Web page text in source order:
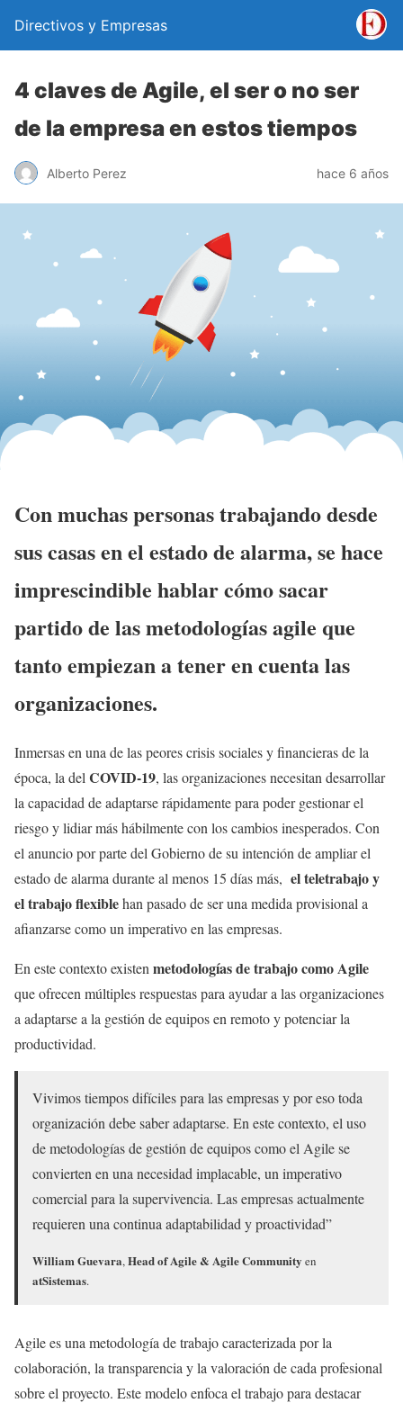
Directivos y Empresas
4 claves de Agile, el ser o no ser
de la empresa en estos tiempos
Alberto Perez hace 6 años
Con muchas personas trabajando desde
sus casas en el estado de alarma, se hace
imprescindible hablar cómo sacar
partido de las metodologías agile que
tanto empiezan a tener en cuenta las
organizaciones.
Inmersas en una de las peores crisis sociales y financieras de la
época, la del COVID-19, las organizaciones necesitan desarrollar
la capacidad de adaptarse rápidamente para poder gestionar el
riesgo y lidiar más hábilmente con los cambios inesperados. Con
el anuncio por parte del Gobierno de su intención de ampliar el
estado de alarma durante al menos 15 días más, el teletrabajo y
el trabajo flexiblehan pasado de ser una medida provisional a
afianzarse como un imperativo en las empresas.
En este contexto existen metodologías de trabajo como Agile
que ofrecen múltiples respuestas para ayudar a las organizaciones
a adaptarse a la gestión de equipos en remoto y potenciar la
productividad.
Vivimos tiempos difíciles para las empresas y por eso toda
organización debe saber adaptarse. En este contexto, el uso
de metodologías de gestión de equipos como el Agile se
convierten en una necesidad implacable, un imperativo
comercial para la supervivencia. Las empresas actualmente
requieren una continua adaptabilidad y proactividad”
William Guevara,Head of Agile & Agile Community en
atSistemas.
Agile es una metodología de trabajo caracterizada por la
colaboración, la transparencia y la valoración de cada profesional
sobre el proyecto. Este modelo enfoca el trabajo para destacar